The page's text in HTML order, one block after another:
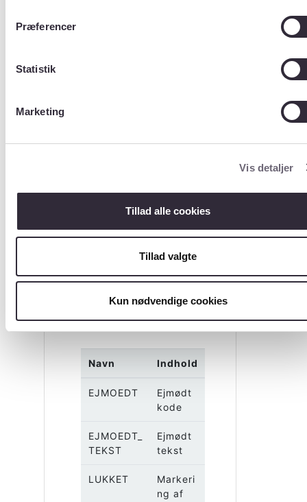
Præferencer
Statistik
Marketing
Vis detaljer
Tillad alle cookies
Tillad valgte
Kun nødvendige cookies
Størrelse (Antal
rækker)
(Kolonner/variable
) ?
Navn Indhold
EJMOEDT
Ejmødt
kode
EJMOEDT_
TEKST
Ejmødt
tekst
LUKKET
Markeri
ng af